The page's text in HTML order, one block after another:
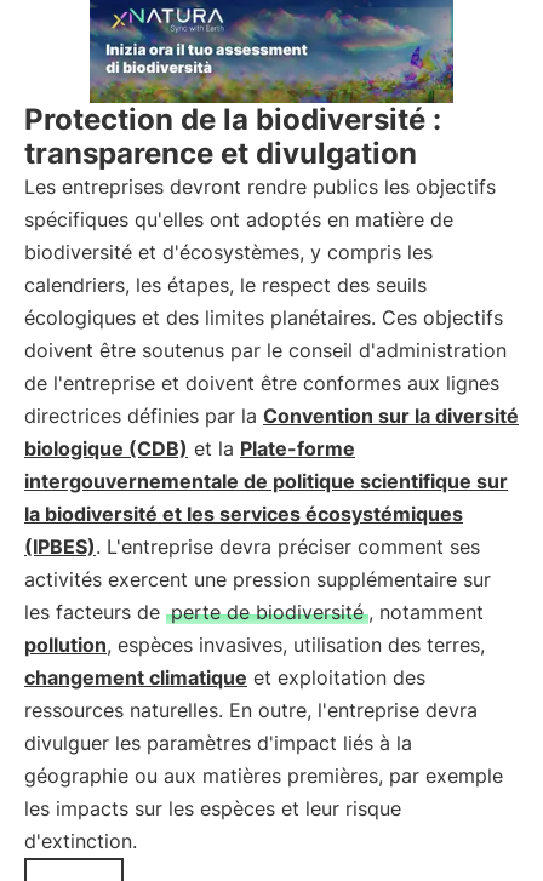
Protection de la biodiversité :
transparence et divulgation
Les entreprises devront rendre publics les objectifs
spécifiques qu'elles ont adoptés en matière de
biodiversité et d'écosystèmes, y compris les
calendriers, les étapes, le respect des seuils
écologiques et des limites planétaires. Ces objectifs
doivent être soutenus par le conseil d'administration
de l'entreprise et doivent être conformes aux lignes
directrices définies par la Convention sur la diversité
biologique (CDB) et la Plate-forme
intergouvernementale de politique scientifique sur
la biodiversité et les services écosystémiques
(IPBES). L'entreprise devra préciser comment ses
activités exercent une pression supplémentaire sur
les facteurs de perte de biodiversité , notamment
pollution, espèces invasives, utilisation des terres,
changement climatique et exploitation des
ressources naturelles. En outre, l'entreprise devra
divulguer les paramètres d'impact liés à la
géographie ou aux matières premières, par exemple
les impacts sur les espèces et leur risque
d'extinction.